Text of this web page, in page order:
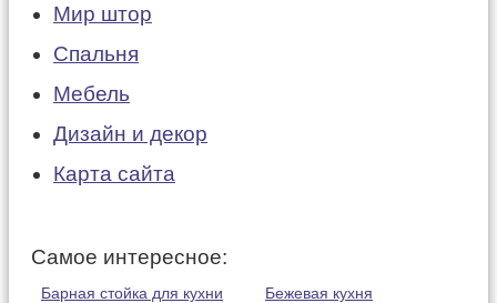
Мир штор
Спальня
Мебель
Дизайн и декор
Карта сайта
Самое интересное:
Барная стойка для кухни Бежевая кухня